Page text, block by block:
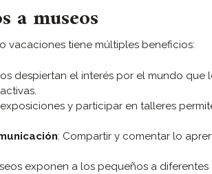
a museos
vacaciones tiene múltiples beneficios:
despiertan el interés por el mundo que
y participar en talleres
: Compartir y comentar lo
exponen a los pequeños a